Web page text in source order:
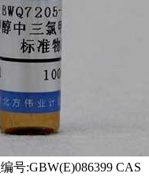
编号:GBW(E)086399 CAS